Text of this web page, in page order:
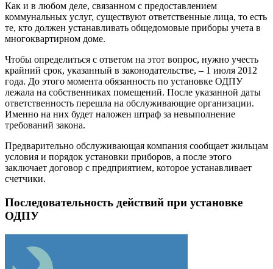
Как и в любом деле, связанном с предоставлением
коммунальных услуг, существуют ответственные лица, то есть
те, кто должен устанавливать общедомовые приборы учета в
многоквартирном доме.
Чтобы определиться с ответом на этот вопрос, нужно учесть
крайний срок, указанный в законодательстве, – 1 июля 2012
года. До этого момента обязанность по установке ОДПУ
лежала на собственниках помещений. После указанной даты
ответственность перешла на обслуживающие организации.
Именно на них будет наложен штраф за невыполнение
требований закона.
Предварительно обслуживающая компания сообщает жильцам
условия и порядок установки приборов, а после этого
заключает договор с предприятием, которое устанавливает
счетчики.
Последовательность действий при установке
ОДПУ